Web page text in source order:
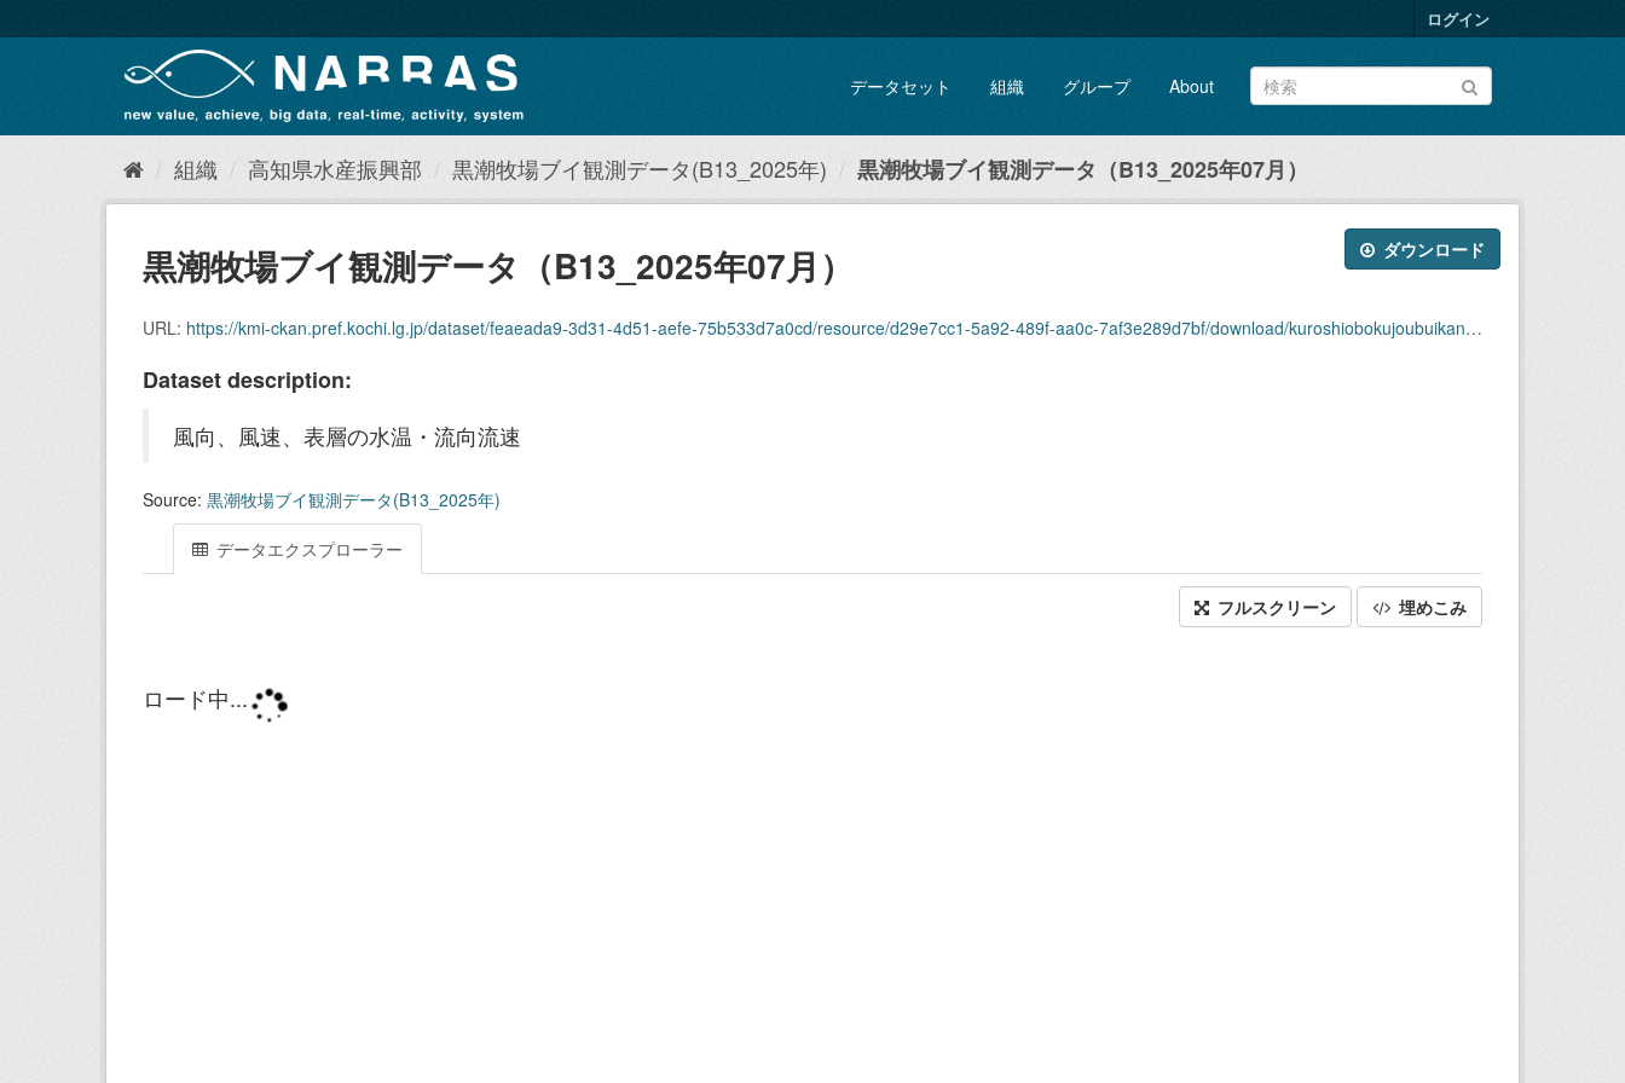
キ
て
ログイン
データセット 組織 グループ About
組織 高知県水産振興部 黒潮牧場ブイ観測データ(B13_2025年) 黒潮牧場ブイ観測データ（B13_2025年07月）
ダウンロード
黒潮牧場ブイ観測データ（B13_2025年07月）
URL: https://kmi-ckan.pref.kochi.lg.jp/dataset/feaeada9-3d31-4d51-aefe-75b533d7a0cd/resource/d29e7cc1-5a92-489f-aa0c-7af3e289d7bf/download/kuroshiobokujoubuikansokudatab13_2025nen07.csv
Dataset description:
風向、風速、表層の水温・流向流速
Source: 黒潮牧場ブイ観測データ(B13_2025年)
データエクスプローラー
フルスクリーン 埋めこみ